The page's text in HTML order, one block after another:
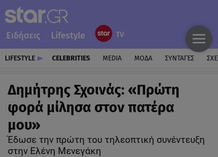
Ειδήσεις Lifestyle
LIFESTYLE CELEBRITIES MEDIA ΜΟΔΑ ΣΥΝΤΑΓΕΣ
Δημήτρης Σχοινάς: «Πρώτη
φορά μίλησα στον πατέρα
μου»
Έδωσε την πρώτη του τηλεοπτική συνέντευξη
στην Ελένη Μενεγάκη